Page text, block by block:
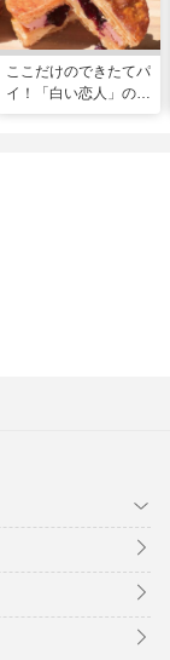
ここだけのできたてパ
イ！「白い恋人」の石